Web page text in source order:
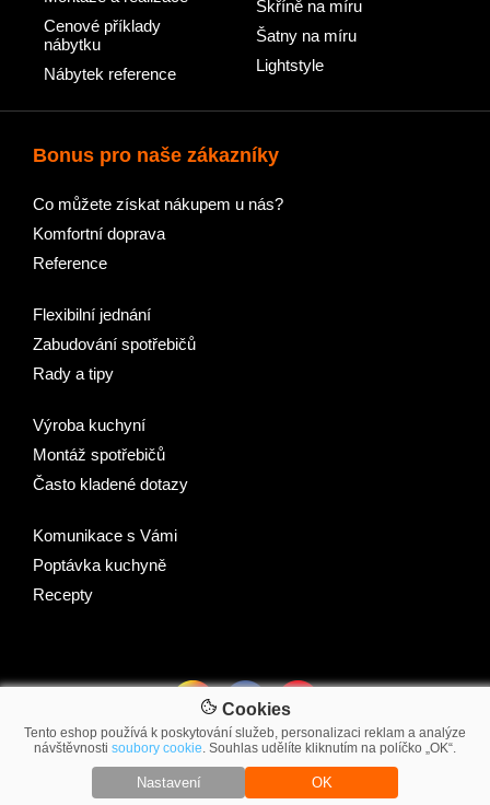
Cookies
Tento eshop používá k poskytování služeb, personalizaci reklam a analýze
návštěvnosti soubory cookie. Souhlas udělíte kliknutím na políčko „OK“.
Nastavení OK
Cenové příklady
nábytku
Nábytek reference
Skříně na míru
Šatny na míru
Lightstyle
Bonus pro naše zákazníky
Co můžete získat nákupem u nás?
Komfortní doprava
Reference
Flexibilní jednání
Zabudování spotřebičů
Rady a tipy
Výroba kuchyní
Montáž spotřebičů
Často kladené dotazy
Komunikace s Vámi
Poptávka kuchyně
Recepty
© 2007-2026 2Traders CZ s.r.o.